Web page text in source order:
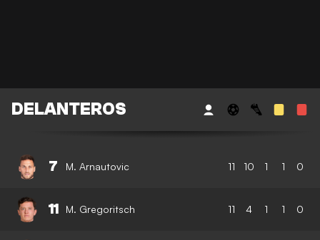
DELANTEROS
7 M. Arnautovic 11 10 1 1 0
11 M. Gregoritsch 11 4 1 1 0